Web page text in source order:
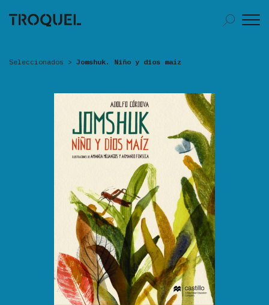
Seleccionados > Jomshuk. Niño y dios maíz